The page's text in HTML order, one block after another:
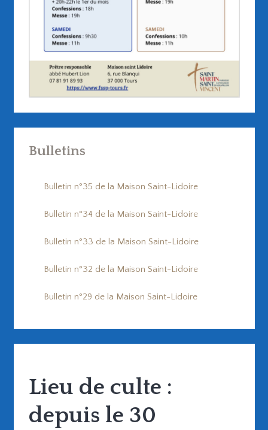
Bulletins
Bulletin n°35 de la Maison Saint-Lidoire
Bulletin n°34 de la Maison Saint-Lidoire
Bulletin n°33 de la Maison Saint-Lidoire
Bulletin n°32 de la Maison Saint-Lidoire
Bulletin n°29 de la Maison Saint-Lidoire
Lieu de culte :
depuis le 30